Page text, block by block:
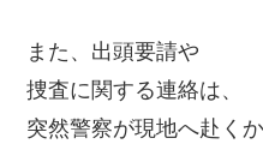
また、出頭要請や
捜査に関する連絡は、
突然警察が現地へ赴くか